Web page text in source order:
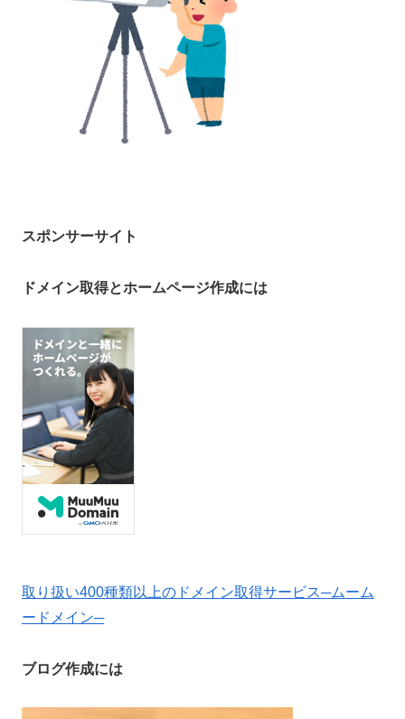
スポンサーサイト
ドメイン取得とホームページ作成には
取り扱い400種類以上のドメイン取得サービス─ムーム
ードメイン─
ブログ作成には